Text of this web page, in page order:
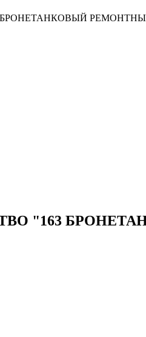
"163